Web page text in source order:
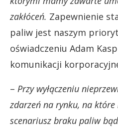
zakłóceń. Zapewnienie
paliw jest naszym
oświadczeniu Adam
komunikacji
– Przy wyłączeniu
zdarzeń na rynku, na które
scenariusz braku paliw